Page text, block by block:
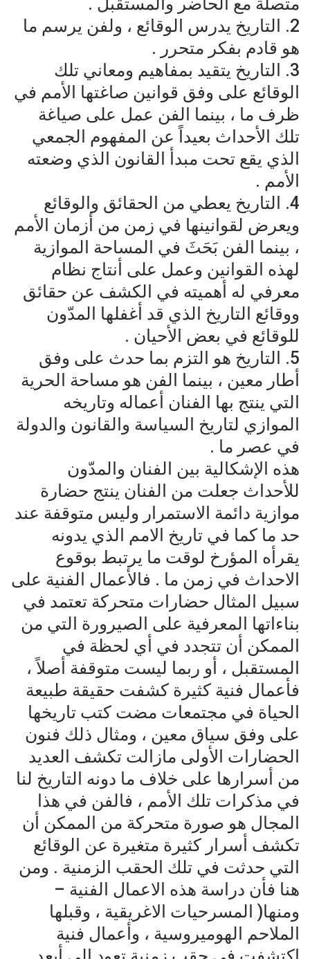
2. التاريخ يدرس الوقائع ، ولفن يرسم ما
هو قادم بفكر متحرر .
3. التاريخ يتقيد بمفاهيم ومعاني تلك
الوقائع على وفق قوانين صاغتها الأمم في
ظرف ما ، بينما الفن عمل على صياغة
تلك الأحداث بعيداً عن المفهوم الجمعي
الذي يقع تحت مبدأ القانون الذي وضعته
الأمم .
4. التاريخ يعطي من الحقائق والوقائع
ويعرض لقوانينها في زمن من أزمان الأمم
، بينما الفن بَحَثَ في المساحة الموازية
لهذه القوانين وعمل على أنتاج نظام
معرفي له أهميته في الكشف عن حقائق
ووقائع التاريخ الذي قد أغفلها المدّون
للوقائع في بعض الأحيان .
5. التاريخ هو التزم بما حدث على وفق
أطار معين ، بينما الفن هو مساحة الحرية
التي ينتج بها الفنان أعماله وتاريخه
الموازي لتاريخ السياسة والقانون والدولة
في عصر ما .
هذه الإشكالية بين الفنان والمدّون
للأحداث جعلت من الفنان ينتج حضارة
موازية دائمة الاستمرار وليس متوقفة عند
حد ما كما في تاريخ الامم الذي يدونه
يقرأه المؤرخ لوقت ما يرتبط بوقوع
الاحداث في زمن ما . فالأعمال الفنية على
سبيل المثال حضارات متحركة تعتمد في
بناءاتها المعرفية على الصيرورة التي من
الممكن أن تتجدد في أي لحظة في
المستقبل ، أو ربما ليست متوقفة أصلاً ،
فأعمال فنية كثيرة كشفت حقيقة طبيعة
الحياة في مجتمعات مضت كتب تاريخها
على وفق سياق معين ، ومثال ذلك فنون
الحضارات الأولى مازالت تكشف العديد
من أسرارها على خلاف ما دونه التاريخ لنا
في مذكرات تلك الأمم ، فالفن في هذا
المجال هو صورة متحركة من الممكن أن
تكشف أسرار كثيرة متغيرة عن الوقائع
التي حدثت في تلك الحقب الزمنية . ومن
هنا فأن دراسة هذه الاعمال الفنية –
ومنها( المسرحيات الاغريقية ، وقبلها
الملاحم الهوميروسية ، وأعمال فنية